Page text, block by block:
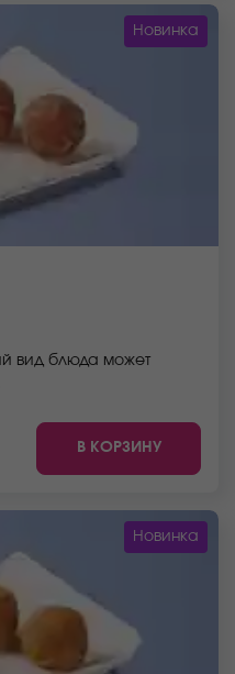
Новинка
вид блюда может
В КОРЗИНУ
Новинка